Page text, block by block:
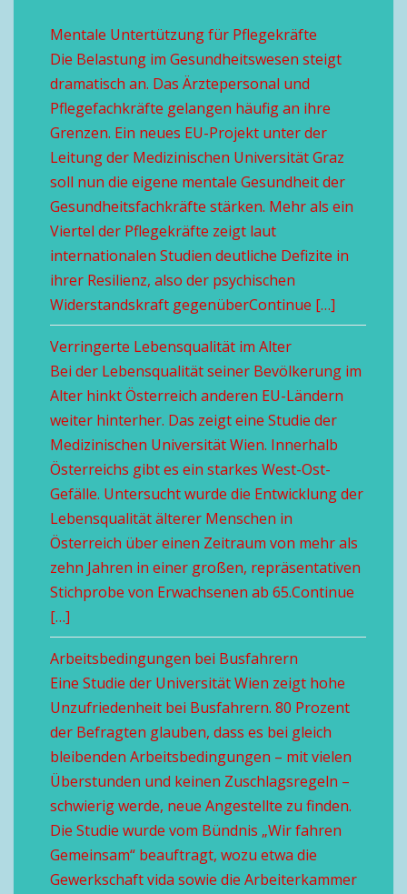
Mentale Untertützung für Pflegekräfte
Die Belastung im Gesundheitswesen steigt
dramatisch an. Das Ärztepersonal und
Pflegefachkräfte gelangen häufig an ihre
Grenzen. Ein neues EU-Projekt unter der
Leitung der Medizinischen Universität Graz
soll nun die eigene mentale Gesundheit der
Gesundheitsfachkräfte stärken. Mehr als ein
Viertel der Pflegekräfte zeigt laut
internationalen Studien deutliche Defizite in
ihrer Resilienz, also der psychischen
Widerstandskraft gegenüberContinue […]
Verringerte Lebensqualität im Alter
Bei der Lebensqualität seiner Bevölkerung im
Alter hinkt Österreich anderen EU-Ländern
weiter hinterher. Das zeigt eine Studie der
Medizinischen Universität Wien. Innerhalb
Österreichs gibt es ein starkes West-Ost-
Gefälle. Untersucht wurde die Entwicklung der
Lebensqualität älterer Menschen in
Österreich über einen Zeitraum von mehr als
zehn Jahren in einer großen, repräsentativen
Stichprobe von Erwachsenen ab 65.Continue
[…]
Arbeitsbedingungen bei Busfahrern
Eine Studie der Universität Wien zeigt hohe
Unzufriedenheit bei Busfahrern. 80 Prozent
der Befragten glauben, dass es bei gleich
bleibenden Arbeitsbedingungen – mit vielen
Überstunden und keinen Zuschlagsregeln –
schwierig werde, neue Angestellte zu finden.
Die Studie wurde vom Bündnis „Wir fahren
Gemeinsam“ beauftragt, wozu etwa die
Gewerkschaft vida sowie die Arbeiterkammer